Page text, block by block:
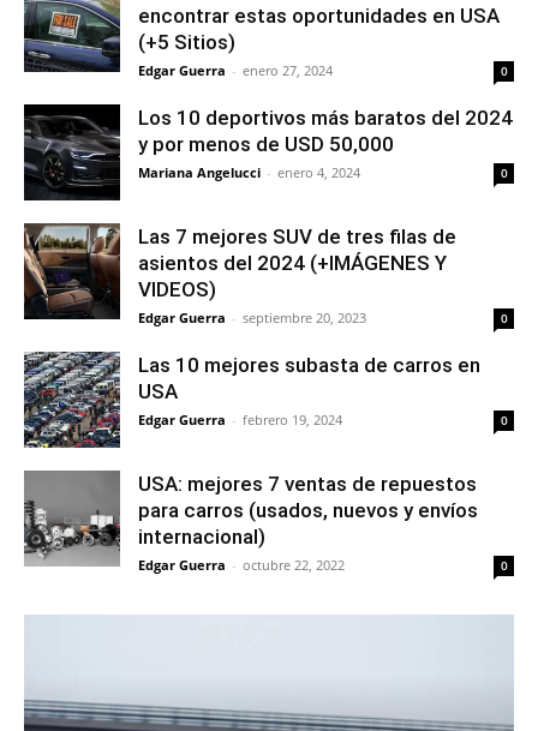
encontrar estas oportunidades en USA
(+5 Sitios)
Edgar Guerra - enero 27, 2024 0
Los 10 deportivos más baratos del 2024
y por menos de USD 50,000
Mariana Angelucci - enero 4, 2024 0
Las 7 mejores SUV de tres filas de
asientos del 2024 (+IMÁGENES Y
VIDEOS)
Edgar Guerra - septiembre 20, 2023 0
Las 10 mejores subasta de carros en
USA
Edgar Guerra - febrero 19, 2024 0
USA: mejores 7 ventas de repuestos
para carros (usados, nuevos y envíos
internacional)
Edgar Guerra - octubre 22, 2022 0